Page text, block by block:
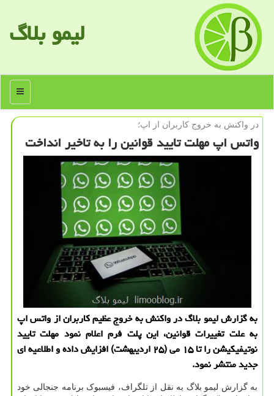
لیمو بلاگ
منو
در واكنش به خروج كاربران از اپ؛
واتس اپ مهلت تایید قوانین را به تاخیر انداخت
به گزارش لیمو بلاگ در واکنش به خروج عظیم کاربران از واتس اپ
به علت تغییرات قوانین، این پلت فرم اعلام نمود مهلت تایید
نوتیفیکیشن را تا ۱۵ می (۲۵ اردیبهشت) افزایش داده و اطلاعیه ای
جدید منتشر نمود.
به گزارش لیمو بلاگ به نقل از تلگراف، فیسبوک برنامه جنجالی خود